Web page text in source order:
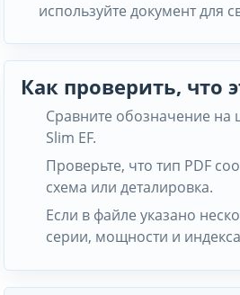
используйте документ для
Как проверить, что
Сравните обозначение на
Slim EF.
Проверьте, что тип PDF
схема или деталировка.
Если в файле указано
серии, мощности и